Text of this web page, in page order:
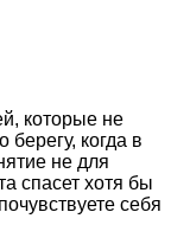
которые не
берегу, когда в
не для
спасет хотя бы
себя